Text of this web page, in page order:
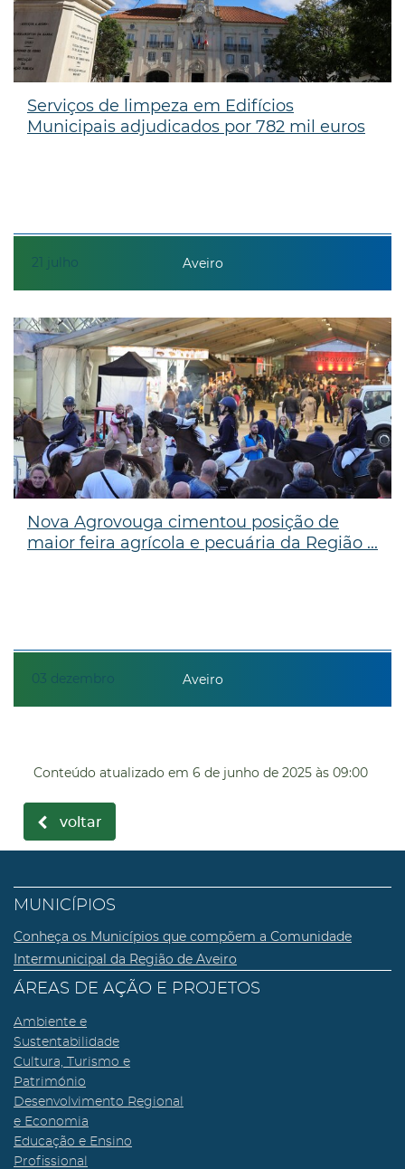
21 julho
Serviços de limpeza em Edifícios
Municipais adjudicados por 782 mil euros
Aveiro
03 dezembro
Nova Agrovouga cimentou posição de
maior feira agrícola e pecuária da Região ...
Aveiro
Conteúdo atualizado em 6 de junho de 2025 às 09:00
voltar
MUNICÍPIOS
Conheça os Municípios que compõem a Comunidade
Intermunicipal da Região de Aveiro
ÁREAS DE AÇÃO E PROJETOS
Ambiente e
Sustentabilidade
Cultura, Turismo e
Património
Desenvolvimento Regional
e Economia
Educação e Ensino
Profissional